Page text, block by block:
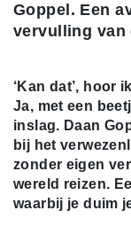
Goppel. Een
vervulling van
‘Kan dat’, hoor
Ja, met een
inslag. Daan
bij het
zonder eigen
wereld reizen.
waarbij je duim